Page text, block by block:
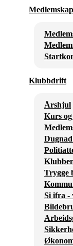
Medlemskap
Klubbdrift
Årshjul
Kurs
Trygge
Si ifra -